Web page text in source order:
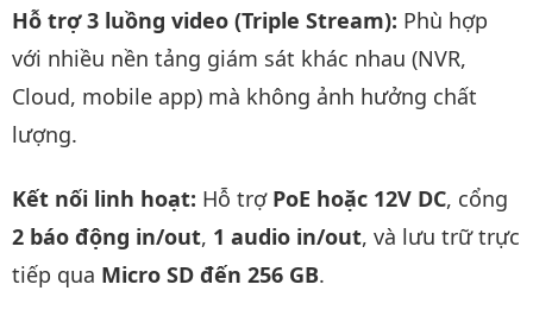
Hỗ trợ 3 luồng video (Triple Stream): Phù hợp
với nhiều nền tảng giám sát khác nhau (NVR,
Cloud, mobile app) mà không ảnh hưởng chất
lượng.
Kết nối linh hoạt: Hỗ trợ PoE hoặc 12V DC, cổng
2 báo động in/out, 1 audio in/out, và lưu trữ trực
tiếp qua Micro SD đến 256 GB.